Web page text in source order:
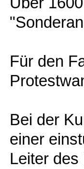
Für den
Bei der
einer
Leiter